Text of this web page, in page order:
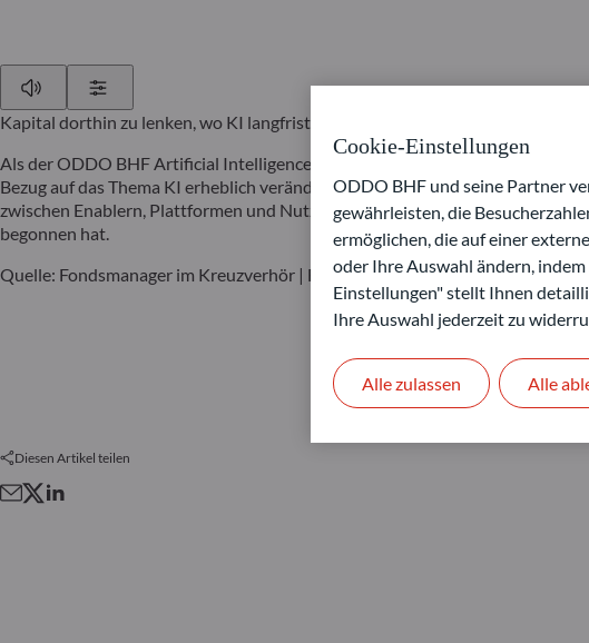
Kapital dorthin zu lenken, wo KI langfristig Produktivität, Wohlstand und
Als der ODDO BHF Artificial Intelligence 2018 startete, galt er als Kuriosität.
Bezug auf das Thema KI erheblich verändert. Im Gespräch erklären die
zwischen Enablern, Plattformen und Nutznießern navigieren und weshalb
begonnen hat.
Quelle: Fondsmanager im Kreuzverhör | Fondsprofessionell Ausgabe 1/2026
Diesen Artikel teilen
Cookie-Einstellungen
ODDO BHF und seine Partner
gewährleisten, die
ermöglichen, die auf einer
oder Ihre Auswahl ändern, indem
Einstellungen" stellt Ihnen
Ihre Auswahl jederzeit zu
Alle
Alle zulassen